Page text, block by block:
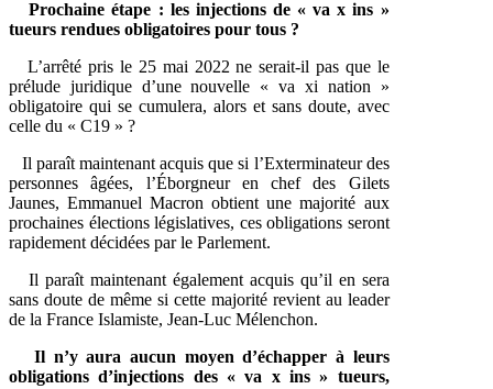
Prochaine étape : les injections de « va x ins »
tueurs rendues obligatoires pour tous ?
L’arrêté pris le 25 mai 2022 ne serait-il pas que le
prélude juridique d’une nouvelle « va xi nation »
obligatoire qui se cumulera, alors et sans doute, avec
celle du « C19 » ?
Il paraît maintenant acquis que si l’Exterminateur des
personnes âgées, l’Éborgneur en chef des Gilets
Jaunes, Emmanuel Macron obtient une majorité aux
prochaines élections législatives, ces obligations seront
rapidement décidées par le Parlement.
Il paraît maintenant également acquis qu’il en sera
sans doute de même si cette majorité revient au leader
de la France Islamiste, Jean-Luc Mélenchon.
Il n’y aura aucun moyen d’échapper à leurs
obligations d’injections des « va x ins » tueurs,